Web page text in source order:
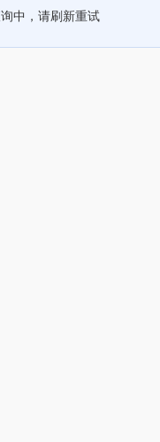
中，请刷新重试